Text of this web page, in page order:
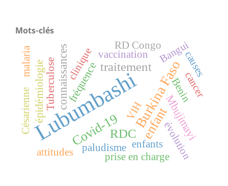
Mots-clés
LubumbashiBurkina Faso
Covid-19 enfant
RDC
traitement
connaissances
épidémiologie Mbujimayi
fréquence
clinique
évolution
VIH
paludisme
vaccination
prise en charge
Bangui
Benin
Tuberculose cancer
attitudes
enfants
Césarienne
causes
RD Congo
malaria